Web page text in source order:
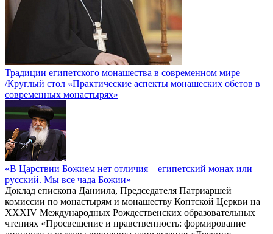
Традиции египетского монашества в современном мире
/Круглый стол «Практические аспекты монашеских обетов в
современных монастырях»
«В Царствии Божием нет отличия – египетский монах или
русский. Мы все чада Божии»
Доклад епископа Даниила, Председателя Патриаршей
комиссии по монастырям и монашеству Коптской Церкви на
XXXIV Международных Рождественских образовательных
чтениях «Просвещение и нравственность: формирование